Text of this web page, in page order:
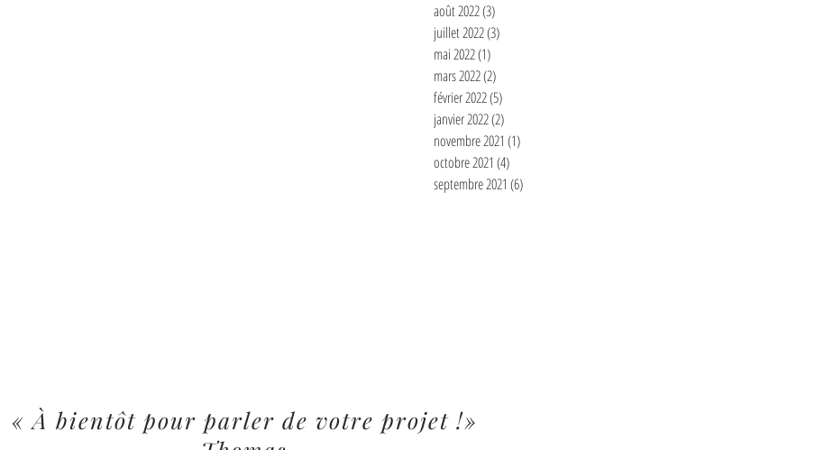
août 2022(3)
juillet 2022(3)
mai 2022(1)
mars 2022(2)
février 2022(5)
janvier 2022(2)
novembre 2021 (1)
octobre 2021 (4)
septembre 2021 (6)
« À bientôt pour parler de votre projet !»